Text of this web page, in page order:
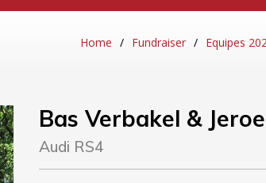
Home Fundraiser Equipes
Bas Verbakel &
Audi RS4